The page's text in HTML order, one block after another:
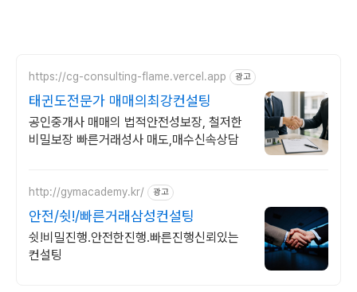
https://cg-consulting-flame.vercel.app 광고
태귄도전문가 매매의최강컨설팅
공인중개사 매매의 법적안전성보장, 철저한
비밀보장 빠른거래성사 매도,매수신속상담
http://gymacademy.kr/ 광고
안전/쉿!/빠른거래삼성컨설팅
쉿!비밀진행.안전한진행.빠른진행신뢰있는
컨설팅